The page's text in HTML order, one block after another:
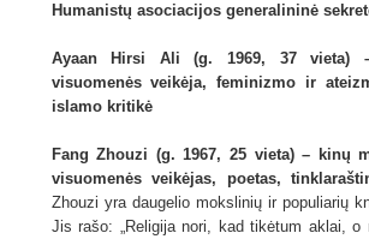
Humanistų asociacijos generalininė
Ayaan Hirsi Ali (g. 1969, 37 vieta)
visuomenės veikėja, feminizmo ir
islamo kritikė
Fang Zhouzi (g. 1967, 25 vieta) – kinų
visuomenės veikėjas, poetas,
Zhouzi yra daugelio mokslinių ir populiarių
Jis rašo: „Religija nori, kad tikėtum aklai, o